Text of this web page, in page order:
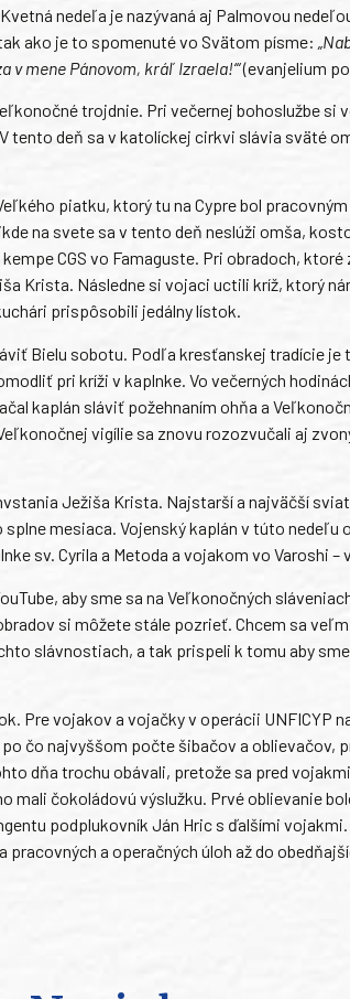
nedeľa je nazývaná aj Palmovou
ako je to spomenuté vo Svätom písme:
mene Pánovom, kráľ Izraela!‘“(evanjelium
trojdnie. Pri večernej bohoslužbe si
deň sa v katolíckej cirkvi slávia sväté
piatku, ktorý tu na Cypre bol
na svete sa v tento deň neslúži omša,
CGS vo Famaguste. Pri obradoch,
Krista. Následne si vojaci uctili kríž, ktorý
prispôsobili jedálny lístok.
Bielu sobotu. Podľa kresťanskej tradície je
pri kríži v kaplnke. Vo večerných
kaplán sláviť požehnaním ohňa a
vigílie sa znovu rozozvučali aj
Ježiša Krista. Najstarší a najväčší
mesiaca. Vojenský kaplán v túto nedeľu
sv. Cyrila a Metoda a vojakom vo Varoshi –
aby sme sa na Veľkonočných
si môžete stále pozrieť. Chcem sa
slávnostiach, a tak prispeli k tomu aby
Pre vojakov a vojačky v operácii UNFICYP
čo najvyššom počte šibačov a oblievačov,
dňa trochu obávali, pretože sa pred
mali čokoládovú výslužku. Prvé oblievanie
podplukovník Ján Hric s ďalšími vojakmi.
a operačných úloh až do